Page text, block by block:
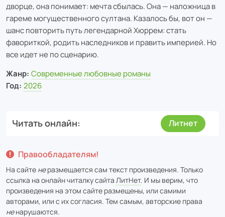
дворце, она понимает: мечта сбылась. Она — наложница в
гареме могущественного султана. Казалось бы, вот он —
шанс повторить путь легендарной Хюррем: стать
фавориткой, родить наследников и править империей. Но
все идет не по сценарию.
Жанр: Современные любовные романы
Год: 2026
Читать онлайн Литнет
Правообладателям!
На сайте неразмещается сам текст произведения. Только
ссылка на онлайн читалку сайта ЛитНет. И мы верим, что
произведения на этом сайте размещены, или самими
авторами, или с их согласия. Тем самым, авторские права
ненарушаются.